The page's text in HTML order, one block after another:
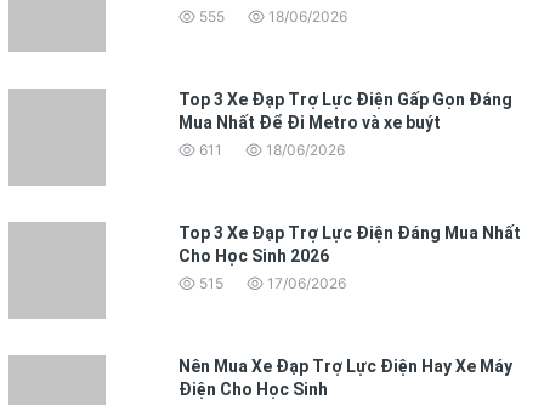
555 18/06/2026
Top 3 Xe Đạp Trợ Lực Điện Gấp Gọn Đáng
Mua Nhất Để Đi Metro và xe buýt
611 18/06/2026
Top 3 Xe Đạp Trợ Lực Điện Đáng Mua Nhất
Cho Học Sinh 2026
515 17/06/2026
Nên Mua Xe Đạp Trợ Lực Điện Hay Xe Máy
Điện Cho Học Sinh